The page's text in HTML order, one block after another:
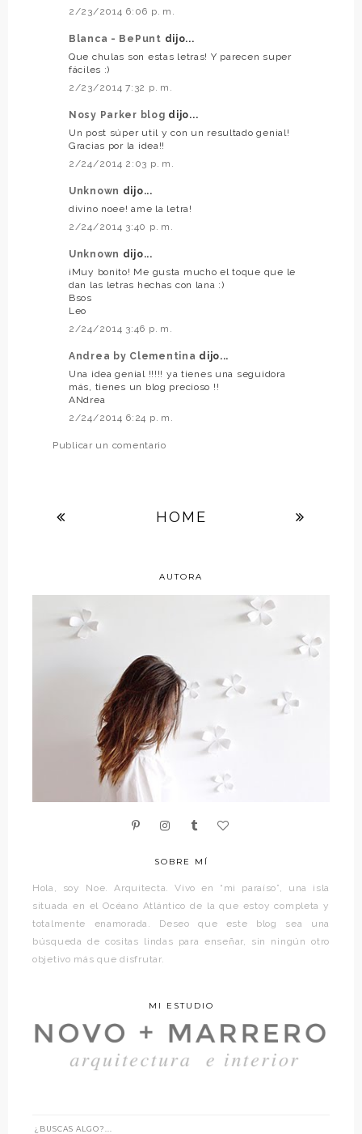
2/23/2014 6:06 p. m.
Blanca - BePunt dijo...
Que chulas son estas letras! Y parecen super
fáciles :)
2/23/2014 7:32 p. m.
Nosy Parker blog dijo...
Un post súper util y con un resultado genial!
Gracias por la idea!!
2/24/2014 2:03 p. m.
Unknown dijo...
divino noee! ame la letra!
2/24/2014 3:40 p. m.
Unknown dijo...
¡Muy bonito! Me gusta mucho el toque que le
dan las letras hechas con lana :)
Bsos
Leo
2/24/2014 3:46 p. m.
Andrea by Clementina dijo...
Una idea genial !!!!! ya tienes una seguidora
más, tienes un blog precioso !!
ANdrea
2/24/2014 6:24 p. m.
Publicar un comentario
HOME
AUTORA
SOBRE MÍ
Hola, soy Noe. Arquitecta. Vivo en “mi paraíso”, una isla
situada en el Océano Atlántico de la que estoy completa y
totalmente enamorada. Deseo que este blog sea una
búsqueda de cositas lindas para enseñar, sin ningún otro
objetivo más que disfrutar.
MI ESTUDIO